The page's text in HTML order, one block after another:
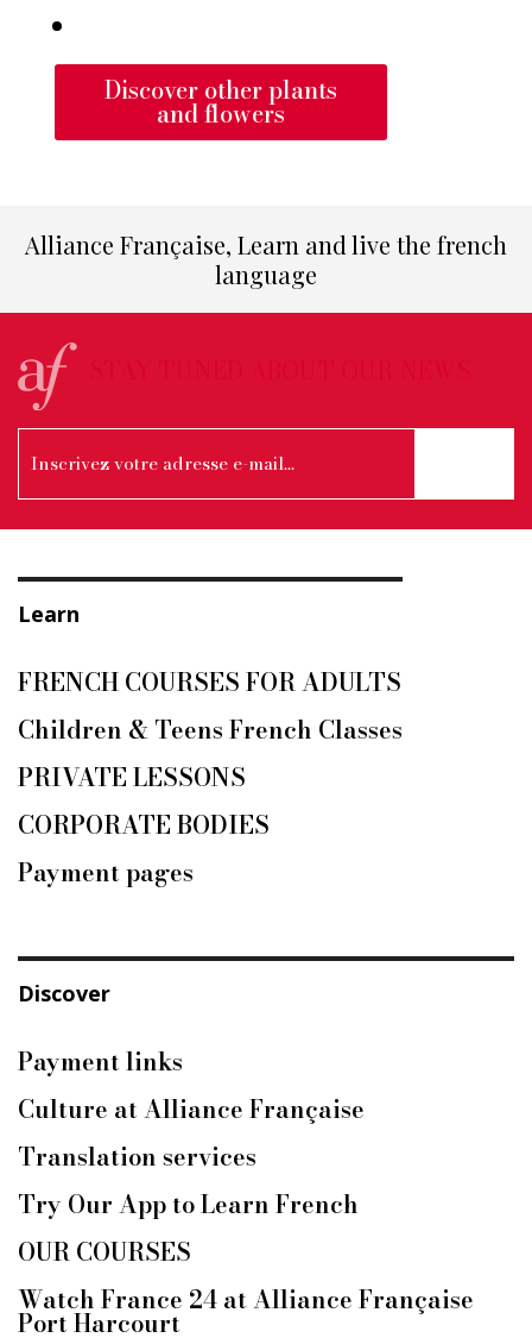
Discover other plants
and flowers
Alliance Française, Learn and live the french
language
Learn
FRENCH COURSES FOR ADULTS
Children & Teens French Classes
PRIVATE LESSONS
CORPORATE BODIES
Payment pages
Discover
Payment links
Culture at Alliance Française
Translation services
Try Our App to Learn French
OUR COURSES
Watch France 24 at Alliance Française
Port Harcourt